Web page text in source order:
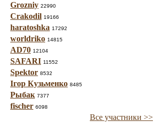
Grozniy 22990
Crakodil 19166
haratoshka 17292
worldriko 14815
AD70 12104
SAFARI 11552
Spektor 8532
Ігор Кузьменко 8485
Рыбак 7377
fischer 6098
Все участники >>